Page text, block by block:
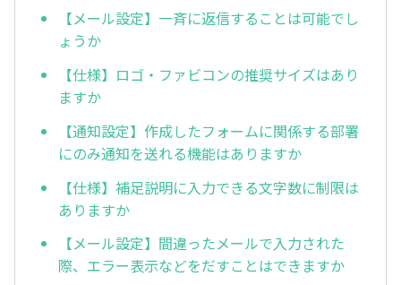
【メール設定】一斉に返信することは可能でし
ょうか
【仕様】ロゴ・ファビコンの推奨サイズはあり
ますか
【通知設定】作成したフォームに関係する部署
にのみ通知を送れる機能はありますか
【仕様】補足説明に入力できる文字数に制限は
ありますか
【メール設定】間違ったメールで入力された
際、エラー表示などをだすことはできますか